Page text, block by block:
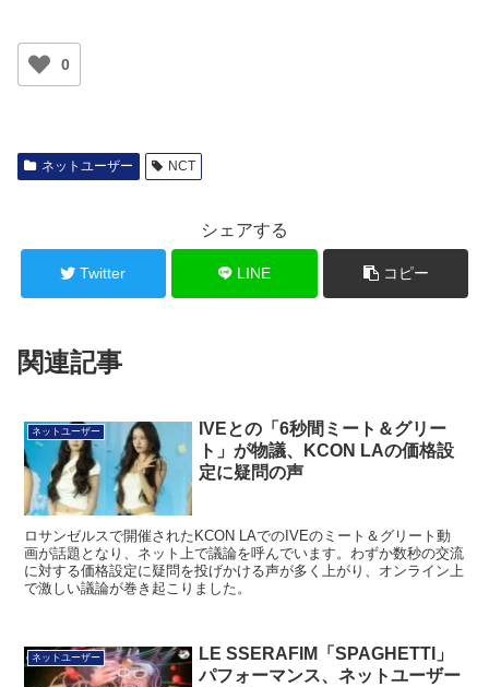
0
ネットユーザー NCT
シェアする
Twitter LINE コピー
関連記事
ネットユーザー
IVEとの「6秒間ミート＆グリー
ト」が物議、KCON LAの価格設
定に疑問の声
ロサンゼルスで開催されたKCON LAでのIVEのミート＆グリート動
画が話題となり、ネット上で議論を呼んでいます。わずか数秒の交流
に対する価格設定に疑問を投げかける声が多く上がり、オンライン上
で激しい議論が巻き起こりました。
ネットユーザー
LE SSERAFIM「SPAGHETTI」
パフォーマンス、ネットユーザー